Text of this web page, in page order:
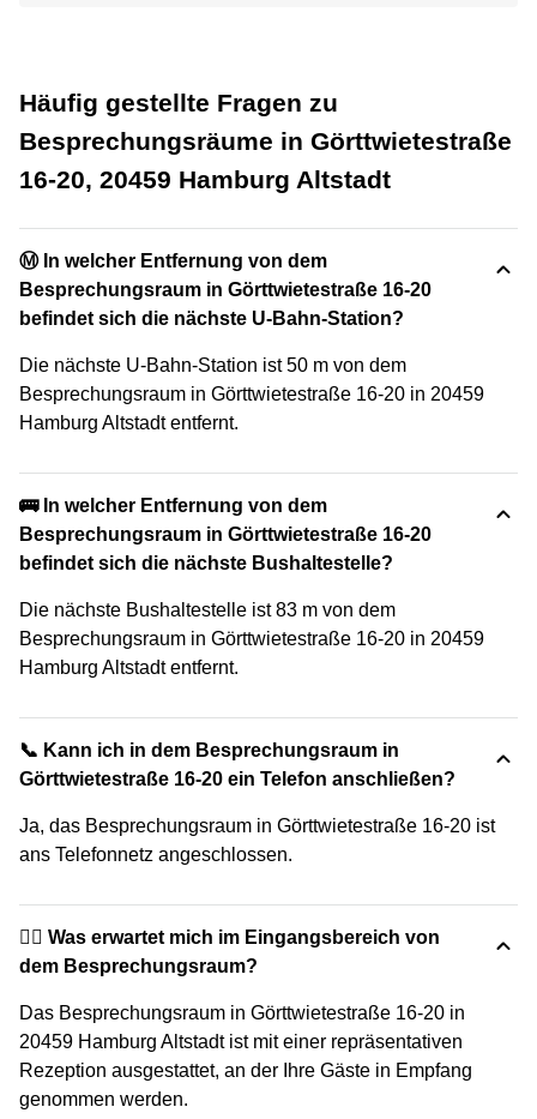
Häufig gestellte Fragen zu
Besprechungsräume in Görttwietestraße
16-20, 20459 Hamburg Altstadt
Ⓜ️ In welcher Entfernung von dem
Besprechungsraum in Görttwietestraße 16-20
befindet sich die nächste U-Bahn-Station?
Die nächste U-Bahn-Station ist 50 m von dem
Besprechungsraum in Görttwietestraße 16-20 in 20459
Hamburg Altstadt entfernt.
🚌 In welcher Entfernung von dem
Besprechungsraum in Görttwietestraße 16-20
befindet sich die nächste Bushaltestelle?
Die nächste Bushaltestelle ist 83 m von dem
Besprechungsraum in Görttwietestraße 16-20 in 20459
Hamburg Altstadt entfernt.
📞 Kann ich in dem Besprechungsraum in
Görttwietestraße 16-20 ein Telefon anschließen?
Ja, das Besprechungsraum in Görttwietestraße 16-20 ist
ans Telefonnetz angeschlossen.
🙋‍♀️ Was erwartet mich im Eingangsbereich von
dem Besprechungsraum?
Das Besprechungsraum in Görttwietestraße 16-20 in
20459 Hamburg Altstadt ist mit einer repräsentativen
Rezeption ausgestattet, an der Ihre Gäste in Empfang
genommen werden.